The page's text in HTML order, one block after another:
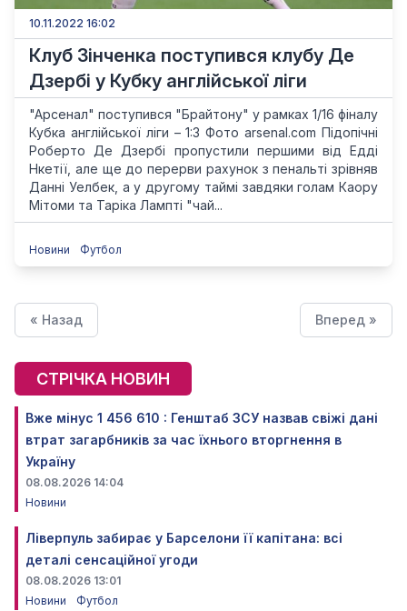
10.11.2022 16:02
Клуб Зінченка поступився клубу Де
Дзербі у Кубку англійської ліги
"Арсенал" поступився "Брайтону" у рамках 1/16 фіналу
Кубка англійської ліги – 1:3 Фото arsenal.com Підопічні
Роберто Де Дзербі пропустили першими від Едді
Нкетії, але ще до перерви рахунок з пенальті зрівняв
Данні Уелбек, а у другому таймі завдяки голам Каору
Мітоми та Таріка Лампті "чай...
Новини Футбол
« Назад Вперед »
СТРІЧКА НОВИН
Вже мінус 1 456 610 : Генштаб ЗСУ назвав свіжі дані
втрат загарбників за час їхнього вторгнення в
Україну
08.08.2026 14:04
Новини
Ліверпуль забирає у Барселони її капітана: всі
деталі сенсаційної угоди
08.08.2026 13:01
Новини
Футбол